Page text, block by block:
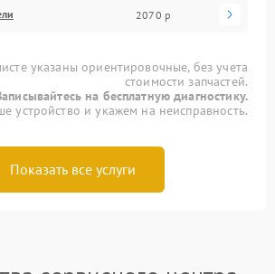
2070 р
указаны ориентировочные, без учета
стоимости запчастей.
на бесплатную диагностику.
устройство и укажем на неисправность.
Показать все услуги